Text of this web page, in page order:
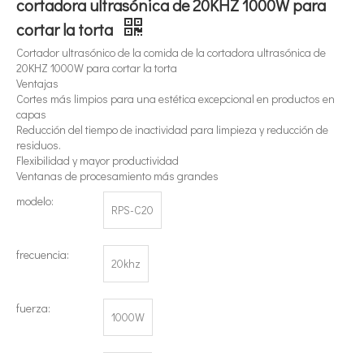
Actualmente, la investigación sobre la extracción de antioxidantes y
cortadora ultrasónica de 20KHZ 1000W para
cortar la torta
Cortador ultrasónico de la comida de la cortadora ultrasónica de
20KHZ 1000W para cortar la torta
Ventajas
Cortes más limpios para una estética excepcional en productos en
capas
Reducción del tiempo de inactividad para limpieza y reducción de
residuos.
Flexibilidad y mayor productividad
Ventanas de procesamiento más grandes
modelo:
RPS-C20
frecuencia:
20khz
fuerza:
1000W